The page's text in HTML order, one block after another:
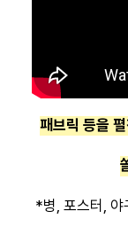
패브릭 등을
*​병, 포스터, 야